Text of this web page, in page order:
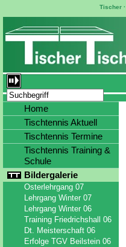
Tischer·
Home
Tischtennis Aktuell
Tischtennis Termine
Tischtennis Training &
Schule
Bildergalerie
Osterlehrgang 07
Lehrgang Winter 07
Lehrgang Winter 06
Training Friedrichshall 06
Dt. Meisterschaft 06
Erfolge TGV Beilstein 06